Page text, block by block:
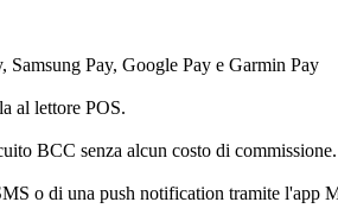
Pay, Google Pay e Garmin Pay
al lettore POS.
BCC senza alcun costo di commissione.
o di una push notification tramite l'app